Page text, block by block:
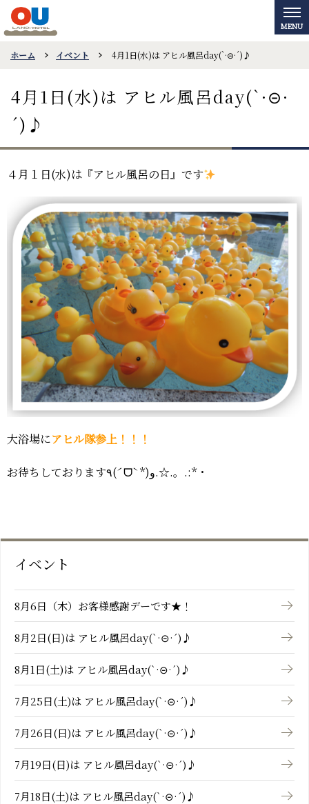
おーゆ・ランド
0859-31-2666
おーゆ・ホテル
0859-31-3333
ホーム イベント 4月1日(水)は アヒル風呂day(`·⊝·´)♪
4月1日(水)は アヒル風呂day(`·⊝·
´)♪
４月１日(水)は『アヒル風呂の日』です
大浴場にアヒル隊参上！！！
お待ちしております٩(ˊᗜˋ*)و.☆.。.:*・
イベント
8月6日（木）お客様感謝デーです★！
8月2日(日)は アヒル風呂day(`·⊝·´)♪
8月1日(土)は アヒル風呂day(`·⊝·´)♪
7月25日(土)は アヒル風呂day(`·⊝·´)♪
7月26日(日)は アヒル風呂day(`·⊝·´)♪
7月19日(日)は アヒル風呂day(`·⊝·´)♪
7月18日(土)は アヒル風呂day(`·⊝·´)♪